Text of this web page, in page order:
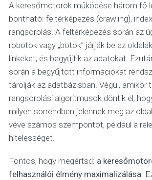
A keresőmotorok működése három fő
bontható: feltérképezés (crawling),
rangsorolás. A feltérképezés során az
robotok vagy „botok” járják be az
linkeket, és begyűjtik az adatokat.
során a begyűjtött információkat
tárolják az adatbázisban. Végül, amikor
rangsorolási algoritmusok döntik el,
milyen sorrendben jelennek meg az
véve számos szempontot, például a
hitelességet.
Fontos, hogy megértsd: a
felhasználói élmény maximalizálása.